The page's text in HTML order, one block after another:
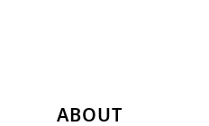
ABOUT